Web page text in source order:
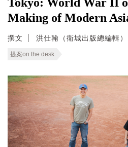
Making of Modern
撰文 洪仕翰（衛城出版總編輯）
提案on the desk